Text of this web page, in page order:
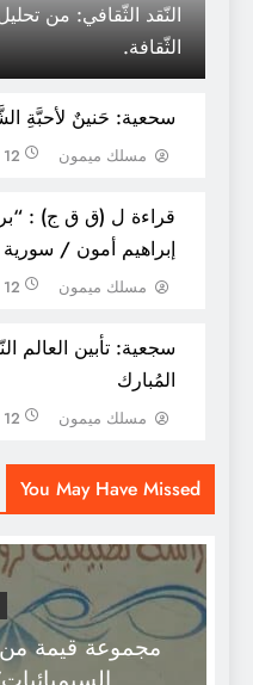
النّقد الثّقافي: من
الثّقافة.
سحعية: حَنينٌ لأحبَّةِ
مسلك ميمون 12 سنة ago
قراءة ل (ق ق ج) :
إبراهيم أمون / سورية
مسلك ميمون 12 سنة ago
سجعية: تأبين العالم
المُبارك
مسلك ميمون 12 سنة ago
مؤلفات د عبد الله
You May Have Missed
مجموعة قيمة